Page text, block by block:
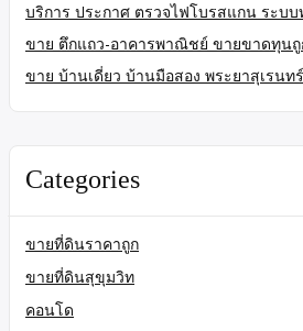
บริการ ประกาศ ตรวจไฟโบรสแกน ระบ
ขาย ตึกแถว-อาคารพาณิชย์ ขายขาดทุน
ขาย บ้านเดี่ยว บ้านมือสอง พระยาสุเรน
Categories
ขายที่ดินราคาถูก
ขายที่ดินสุขุมวิท
คอนโด